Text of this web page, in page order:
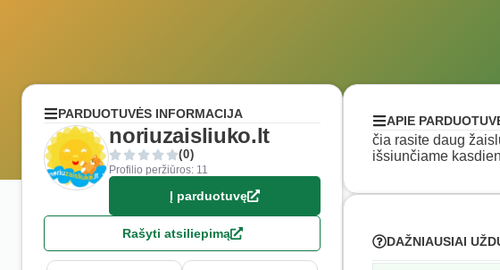
PARDUOTUVĖS INFORMACIJA
noriuzaisliuko.lt
(0)
Profilio peržiūros: 11
Į parduotuvę
Rašyti atsiliepimą
APIE
čia rasite daug
išsiunčiame
DAŽNIAUSIAI